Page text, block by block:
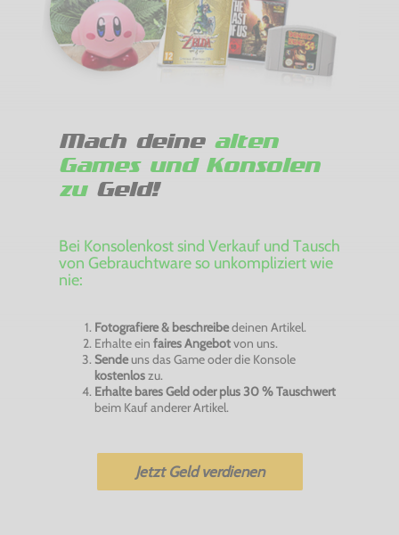
Mach deine alten
Games und Konsolen
zuGeld!
Bei Konsolenkost sind Verkauf und Tausch
von Gebrauchtware so unkompliziert wie
nie:
Fotografiere & beschreibedeinen Artikel.
Erhalte ein faires Angebotvon uns.
Sendeuns das Game oder die Konsole
kostenloszu.
Erhalte bares Geld oder plus 30 % Tauschwert
beim Kauf anderer Artikel.
Jetzt Geld verdienen